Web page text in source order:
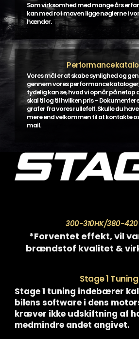
Som virksomhed med mange års
kan med ro i maven ligge nøglerne i
hænder.
Vores mål er at skabe synlighed og
gennem vores performance
tydelig kan se, hvad vi opnår på netop
skal til og til hvilken pris –
grafer fra vores rullefelt. Skulle du
mere end velkommen til at kontakte
mail.
300-310HK/380-
*Forventet effekt, vil
brændstof kvalitet &
Stage 1 Tuning
Stage 1 tuning indebærer
bilens software i dens
kræver ikke udskiftning af
medmindre andet angivet.